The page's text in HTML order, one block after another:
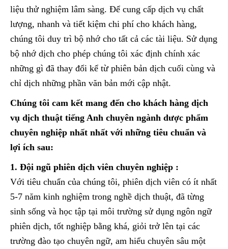
liệu thử nghiệm lâm sàng. Để cung cấp dịch vụ chất
lượng, nhanh và tiết kiệm chi phí cho khách hàng,
chúng tôi duy trì bộ nhớ cho tất cả các tài liệu. Sử dụng
bộ nhớ dịch cho phép chúng tôi xác định chính xác
những gì đã thay đổi kể từ phiên bản dịch cuối cùng và
chỉ dịch những phần văn bản mới cập nhật.
Chúng tôi cam kết mang đến cho khách hàng dịch
vụ dịch thuật tiếng Anh chuyên ngành dược phẩm
chuyên nghiệp nhất nhất với những tiêu chuẩn và
lợi ích sau:
1. Đội ngũ phiên dịch viên chuyên nghiệp :
Với tiêu chuẩn của chúng tôi, phiên dịch viên có ít nhất
5-7 năm kinh nghiệm trong nghề dịch thuật, đã từng
sinh sống và học tập tại môi trường sử dụng ngôn ngữ
phiên dịch, tốt nghiệp bằng khá, giỏi trở lên tại các
trường đào tạo chuyên ngữ, am hiểu chuyên sâu một